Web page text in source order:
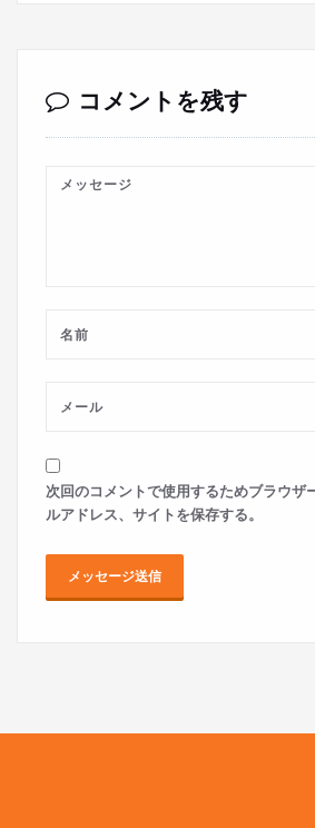
コメントを残す
次回のコメントで使用するためブラウザ
ルアドレス、サイトを保存する。